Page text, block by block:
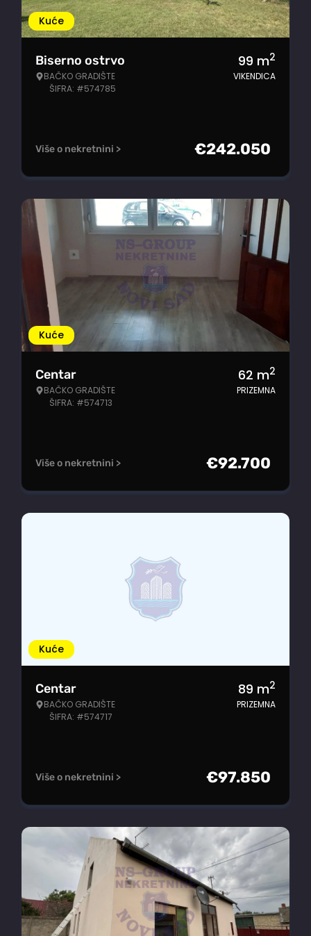
Kuće
Biserno ostrvo
BAČKO GRADIŠTE
ŠIFRA: #574785
99 m2
VIKENDICA
Više o nekretnini > €242.050
Kuće
Centar
BAČKO GRADIŠTE
ŠIFRA: #574713
62 m2
PRIZEMNA
Više o nekretnini > €92.700
Kuće
Centar
BAČKO GRADIŠTE
ŠIFRA: #574717
89 m2
PRIZEMNA
Više o nekretnini > €97.850